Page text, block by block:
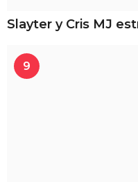
Slayter y Cris MJ
9